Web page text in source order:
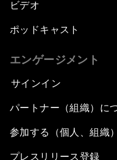
ビデオ
ポッドキャスト
エンゲージメント
サインイン
パートナー（組織）に
参加する（個人、組織）
プレスリリース登録